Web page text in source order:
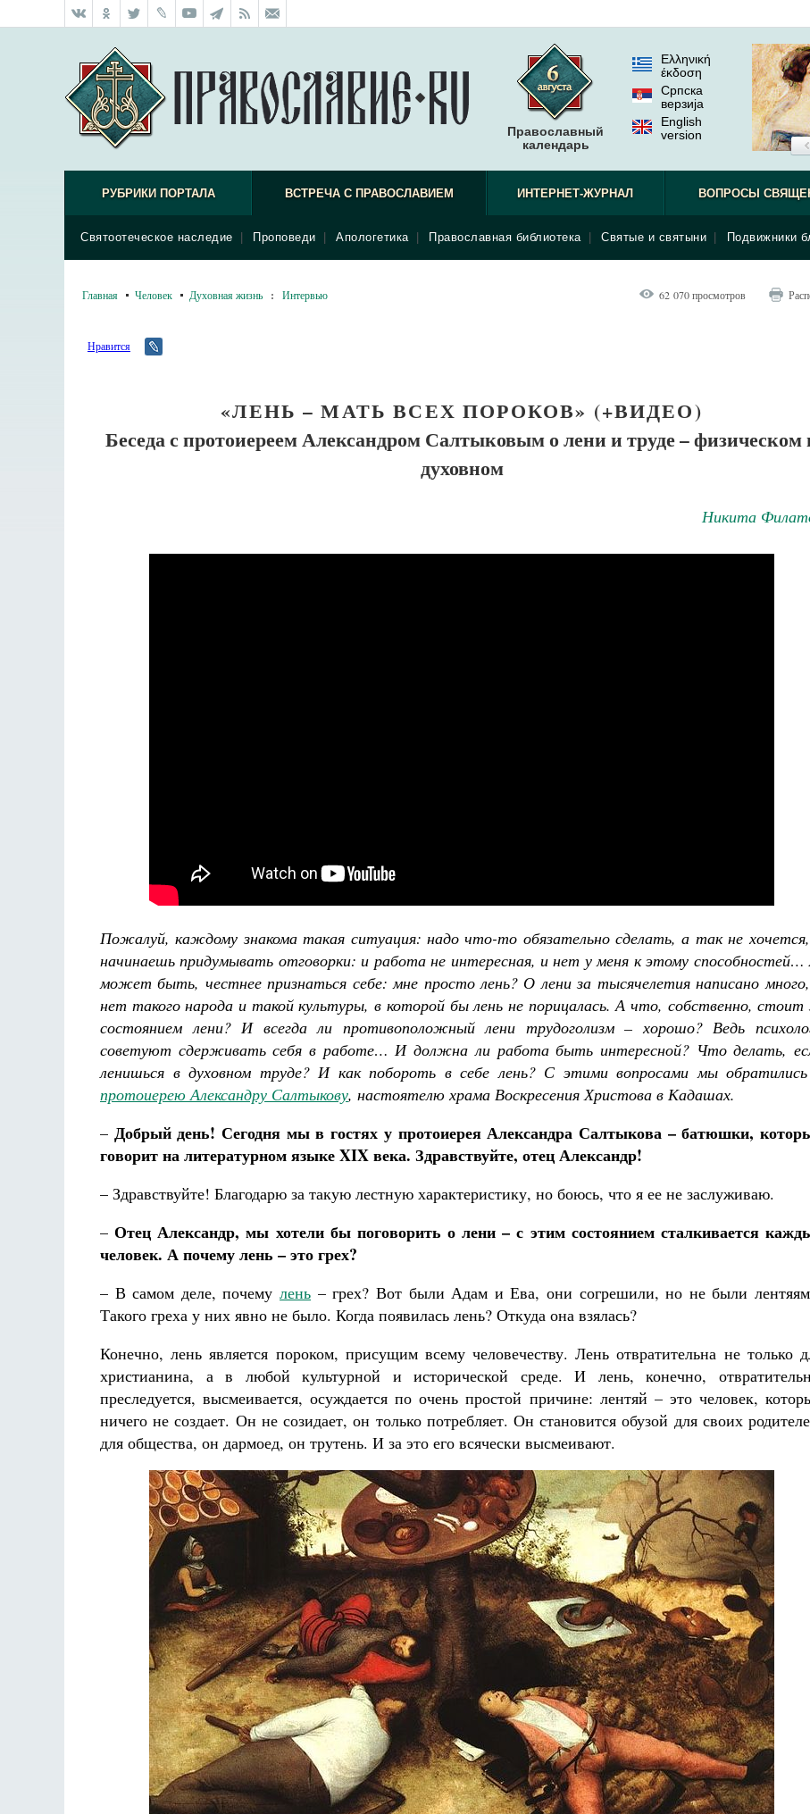
Православный
календарь
Ελληνική
έκδοση
Српска
верзиjа
English
version
РУБРИКИ ПОРТАЛА ВСТРЕЧА С ПРАВОСЛАВИЕМ
Святоотеческое наследие Проповеди Апологетика Православная библиотека Святые и святыни Подвижники
ИНТЕРНЕТ-ЖУРНАЛ ВОПРОСЫ
Главная Человек Духовная жизнь : Интервью 62 070 просмотров
Нравится
«ЛЕНЬ – МАТЬ ВСЕХ ПОРОКОВ» (+ВИДЕО)
Беседа с протоиереем Александром Салтыковым о лени и труде – физическом
духовном
Никита
Пожалуй, каждому знакома такая ситуация: надо что-то обязательно сделать, а так не
начинаешь придумывать отговорки: и работа не интересная, и нет у меня к этому способностей…
может быть, честнее признаться себе: мне просто лень? О лени за тысячелетия написано
нет такого народа и такой культуры, в которой бы лень не порицалась. А что, собственно, стоит
состоянием лени? И всегда ли противоположный лени трудоголизм – хорошо? Ведь
советуют сдерживать себя в работе… И должна ли работа быть интересной? Что делать,
ленишься в духовном труде? И как побороть в себе лень? С этими вопросами мы
протоиерею Александру Салтыкову, настоятелю храма Воскресения Христова в Кадашах.
– Добрый день! Сегодня мы в гостях у протоиерея Александра Салтыкова – батюшки,
говорит на литературном языкеXIXвека. Здравствуйте, отец Александр!
– Здравствуйте! Благодарю за такую лестную характеристику, но боюсь, что я ее не заслуживаю.
–Отец Александр, мы хотели бы поговорить о лени – с этим состоянием сталкивается
человек. А почему лень – это грех?
– В самом деле, почемулень – грех? Вот были Адам и Ева, они согрешили, но не были
Такого греха у них явно не было. Когда появилась лень? Откуда она взялась?
Конечно, лень является пороком, присущим всему человечеству. Лень отвратительна не только
христианина, а в любой культурной и исторической среде. И лень, конечно,
преследуется, высмеивается, осуждается по очень простой причине: лентяй – это человек,
ничего не создает. Он не созидает, он только потребляет. Он становится обузой для своих
для общества, он дармоед, он трутень. И за это его всячески высмеивают.
де Грааф Как найти своё место в жизни
Кирилл Мурышев
Роман Котов Чего ждет от